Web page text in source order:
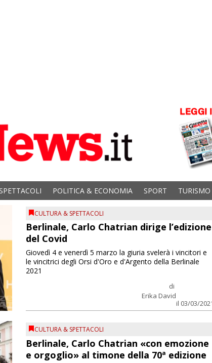
POLITICA & ECONOMIA SPORT
CULTURA & SPETTACOLI
Berlinale, Carlo Chatrian dirige l’edizione
del Covid
di
Erika David
il 03/03/
Giovedì 4 e venerdì 5 marzo la giuria svelerà i vincitori e
le vincitrici degli Orsi d'Oro e d'Argento della Berlinale
2021
CULTURA & SPETTACOLI
Berlinale, Carlo Chatrian «con emozione
e orgoglio» al timone della 70ª edizione